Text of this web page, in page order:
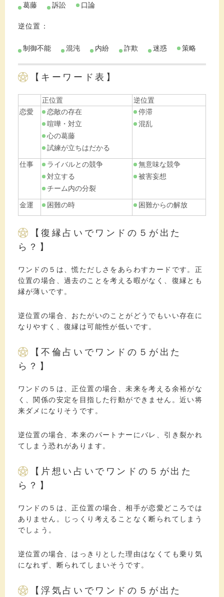
葛藤
訴訟 口論
逆位置：
制御不能 混沌 内紛 詐欺 迷惑 策略
【キーワード表】
正位置
逆位置
恋愛
恋敵の存在
喧嘩・対立
心の葛藤
試練が立ちはだかる
停滞
混乱
仕事
ライバルとの競争
対立する
チーム内の分裂
無意味な競争
被害妄想
金運 困難の時 困難からの解放
【復縁占いでワンドの５が出た
ら？】
ワンドの５は、慌ただしさをあらわすカードです。正
位置の場合、過去のことを考える暇がなく、復縁とも
縁が薄いです。
逆位置の場合、おたがいのことがどうでもいい存在に
なりやすく、復縁は可能性が低いです。
【不倫占いでワンドの５が出た
ら？】
ワンドの５は、正位置の場合、未来を考える余裕がな
く、関係の安定を目指した行動ができません。近い将
来ダメになりそうです。
逆位置の場合、本来のパートナーにバレ、引き裂かれ
てしまう恐れがあります。
【片想い占いでワンドの５が出た
ら？】
ワンドの５は、正位置の場合、相手が恋愛どころでは
ありません。じっくり考えることなく断られてしまう
でしょう。
逆位置の場合、はっきりとした理由はなくても乗り気
になれず、断られてしまいそうです。
【浮気占いでワンドの５が出た